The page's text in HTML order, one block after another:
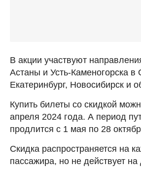
В акции участвуют
Астаны и Усть-Каменогорска в
Екатеринбург, Новосибирск и
Купить билеты со скидкой
апреля 2024 года. А период
продлится с 1 мая по 28
Скидка распространяется на
пассажира, но не действует на